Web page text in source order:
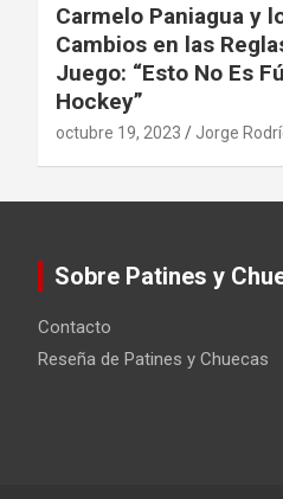
Carmelo Paniagua y
Cambios en las
Juego: “Esto No Es
Hockey”
octubre 19, 2023 Jorge
Sobre Patines y
Contacto
Reseña de Patines y Chuecas